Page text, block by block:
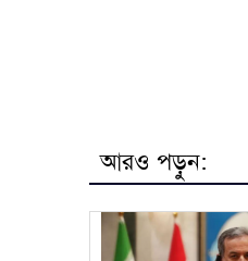
আরও পড়ুন: